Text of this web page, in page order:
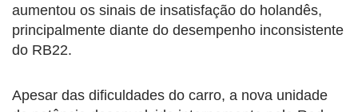
aumentou os sinais de insatisfação do holandês,
principalmente diante do desempenho inconsistente
do RB22.
Apesar das dificuldades do carro, a nova unidade